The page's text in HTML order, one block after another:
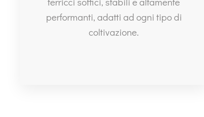
performanti, adatti ad ogni tipo di
coltivazione.